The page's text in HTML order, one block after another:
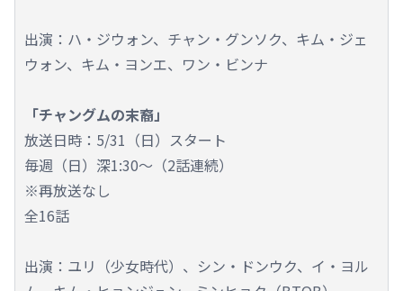
出演：ハ・ジウォン、チャン・グンソク、キム・ジェ
ウォン、キム・ヨンエ、ワン・ビンナ
「チャングムの末裔」
放送日時：5/31（日）スタート
毎週（日）深1:30～（2話連続）
※再放送なし
全16話
出演：ユリ（少女時代）、シン・ドンウク、イ・ヨル